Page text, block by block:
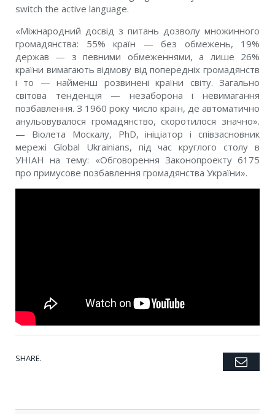
switch the active language.
«Міжнародний досвід з питань дозволу множинного
громадянства: 55% країн — без обмежень, 19%
держав — з певними обмеженнями, а лише 26%
країни вимагають відмову від попередніх громадянств
і то — найменш розвинені країни світу. Загально
світова тенденція — незаборона і невимагання
позбавлення. З 1960 року число країн, де автоматично
анульовувалося громадянство, скоротилося значно».
— Віолета Москалу, PhD, ініціатор і співзасновник
мережі Global Ukrainians, під час круглого столу в
УНІАН на тему: «Обговорення Законопроекту 6175
про примусове позбавлення громадянства України».
SHARE. Twitter
Facebook
Google+
Pinterest
LinkedIn
Tumblr